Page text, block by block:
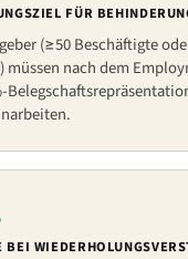
FÜR
(≥50 Beschäftigte
müssen nach dem